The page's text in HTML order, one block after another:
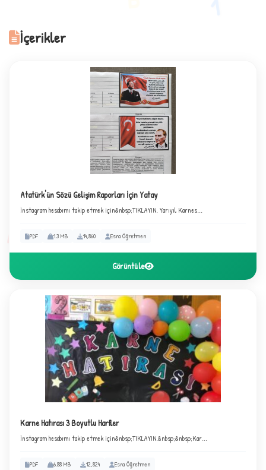
İçerikler
Atatürk'ün Sözü Gelişim Raporları İçin Yatay
İnstagram hesabımı takip etmek için&nbsp;TIKLAYIN. Yarıyıl Karnes...
PDF 1.3 MB 14,860 Esra Öğretmen
Görüntüle
Karne Hatırası 3 Boyutlu Harfler
İnstagram hesabımı takip etmek için&nbsp;TIKLAYIN.&nbsp;&nbsp;Kar...
PDF 6.88 MB 12,824 Esra Öğretmen